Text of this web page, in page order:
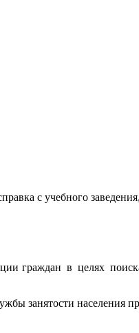
с учебного
граждан в целях
занятости